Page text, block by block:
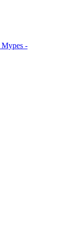
Mypes -